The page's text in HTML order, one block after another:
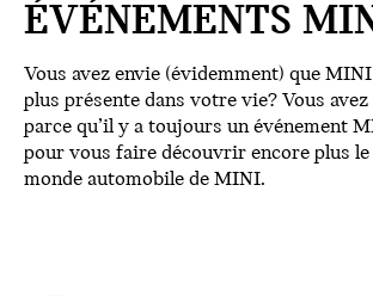
ÉVÉNEMENTS
Vous avez envie (évidemment) que
plus présente dans votre vie? Vous avez
parce qu’il y a toujours un événement
pour vous faire découvrir encore plus
monde automobile de MINI.